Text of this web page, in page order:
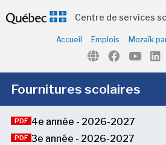
(Notre école )
Centre de services
Accueil Emplois Mozaïk
Fournitures scolaires
PDF 4e année - 2026-2027
PDF 3e année - 2026-2027